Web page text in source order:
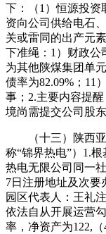
下：（1）恒源投资
资向公司供给电石
关或雷同的出产元
下准绳：1）财政公
为其他陕煤集团单
债率为82.09%；11
事；2.主要内容提
境尚需提交公司股东
（十三）陕西亚
称“锦界热电”）1.
热电无限公司同一
7日注册地址及次要
园区代表人：王礼
依法自从开展运营
率，净资产为122,